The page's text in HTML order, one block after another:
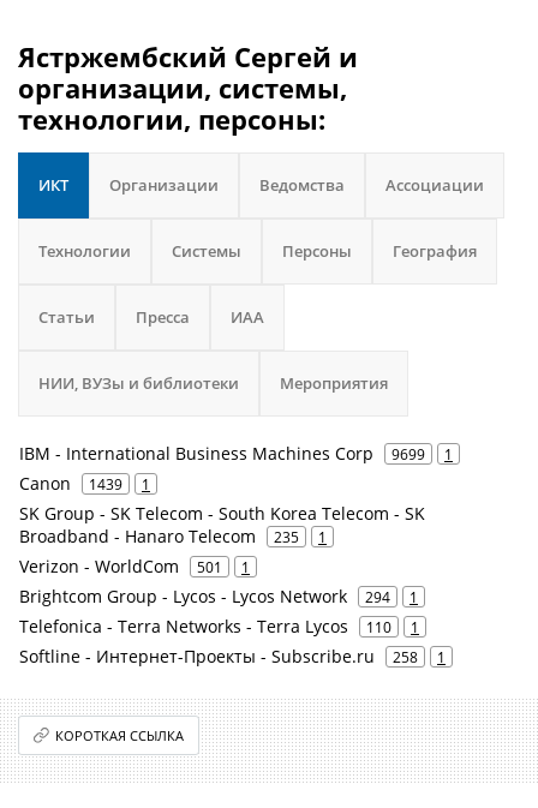
Ястржембский Сергей и
организации, системы,
технологии, персоны:
ИКТ Организации Ведомства Ассоциации
Технологии Системы Персоны География
Статьи Пресса ИАА
НИИ, ВУЗы и библиотеки Мероприятия
IBM - International Business Machines Corp 9699 1
Canon 1439 1
SK Group - SK Telecom - South Korea Telecom - SK
Broadband - Hanaro Telecom
235 1
Verizon - WorldCom 501 1
Brightcom Group - Lycos - Lycos Network 294 1
Telefonica - Terra Networks - Terra Lycos 110 1
Softline - Интернет-Проекты - Subscribe.ru 258 1
КОРОТКАЯ ССЫЛКА